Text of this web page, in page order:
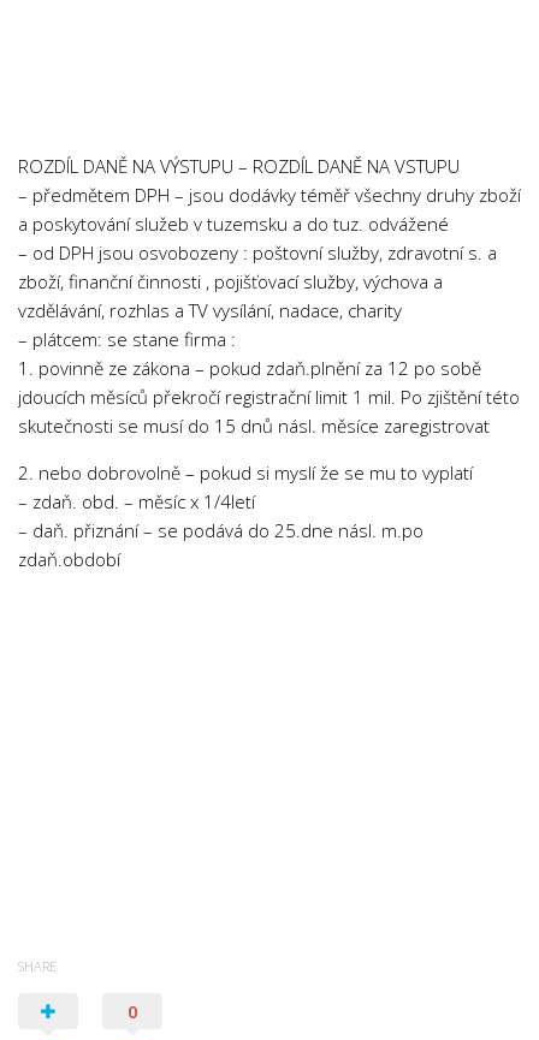
ROZDÍL DANĚ NA VÝSTUPU – ROZDÍL DANĚ NA VSTUPU
– předmětem DPH – jsou dodávky téměř všechny druhy zboží
a poskytování služeb v tuzemsku a do tuz. odvážené
– od DPH jsou osvobozeny : poštovní služby, zdravotní s. a
zboží, finanční činnosti , pojišťovací služby, výchova a
vzdělávání, rozhlas a TV vysílání, nadace, charity
– plátcem: se stane firma :
1. povinně ze zákona – pokud zdaň.plnění za 12 po sobě
jdoucích měsíců překročí registrační limit 1 mil. Po zjištění této
skutečnosti se musí do 15 dnů násl. měsíce zaregistrovat
2. nebo dobrovolně – pokud si myslí že se mu to vyplatí
– zdaň. obd. – měsíc x 1/4letí
– daň. přiznání – se podává do 25.dne násl. m.po
zdaň.období
SHARE
0